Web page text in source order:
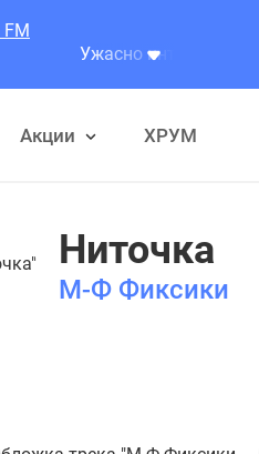
FM
Ужасно интересно
Акции ХРУМ
Ниточка
М-Ф Фиксики